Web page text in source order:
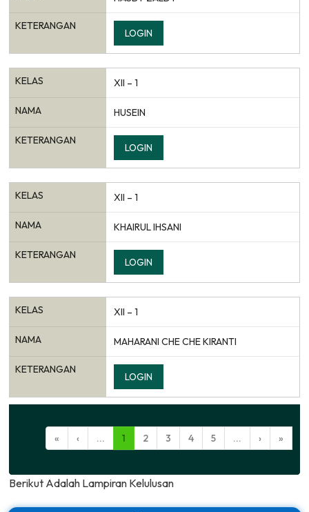
KETERANGAN
LOGIN
KELAS XII – 1
NAMA HUSEIN
KETERANGAN
LOGIN
KELAS XII – 1
NAMA KHAIRUL IHSANI
KETERANGAN
LOGIN
KELAS XII – 1
NAMA MAHARANI CHE CHE KIRANTI
KETERANGAN
LOGIN
« ‹ ... 1 2 3 4 5 ... › »
Berikut Adalah Lampiran Kelulusan